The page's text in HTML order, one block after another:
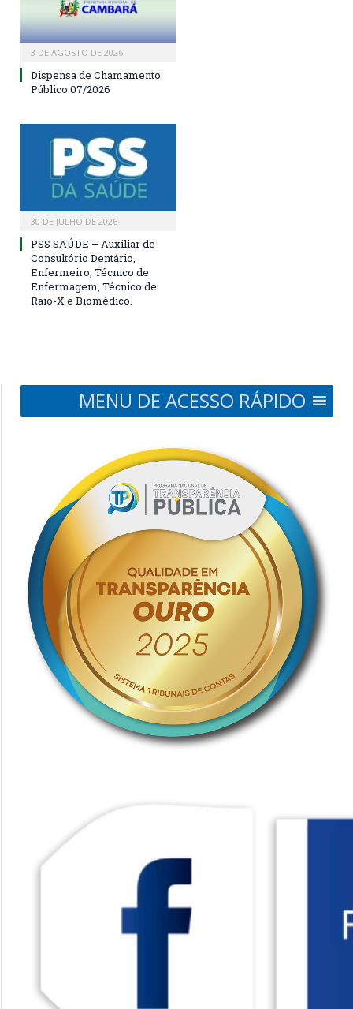
3 DE AGOSTO DE 2026
Dispensa de Chamamento
Público 07/2026
30 DE JULHO DE 2026
PSS SAÚDE – Auxiliar de
Consultório Dentário,
Enfermeiro, Técnico de
Enfermagem, Técnico de
Raio-X e Biomédico.
MENU DE ACESSO RÁPIDO